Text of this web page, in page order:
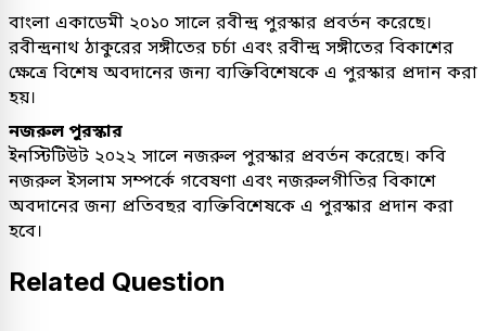
বাংলা একাডেমী ২০১০ সালে রবীন্দ্র পুরস্কার প্রবর্তন করেছে।
রবীন্দ্রনাথ ঠাকুরের সঙ্গীতের চর্চা এবং রবীন্দ্র সঙ্গীতের বিকাশের
ক্ষেত্রে বিশেষ অবদানের জন্য ব্যক্তিবিশেষকে এ পুরস্কার প্রদান করা
হয়।
নজরুল পুরস্কার
ইনস্টিটিউট ২০২২ সালে নজরুল পুরস্কার প্রবর্তন করেছে। কবি
নজরুল ইসলাম সম্পর্কে গবেষণা এবং নজরুলগীতির বিকাশে
অবদানের জন্য প্রতিবছর ব্যক্তিবিশেষকে এ পুরস্কার প্রদান করা
হবে।
Related Question